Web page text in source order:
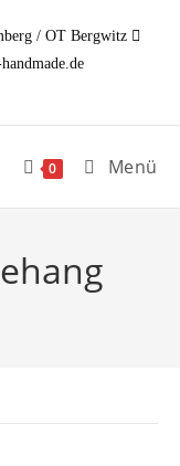
/ OT Bergwitz
0 Menü